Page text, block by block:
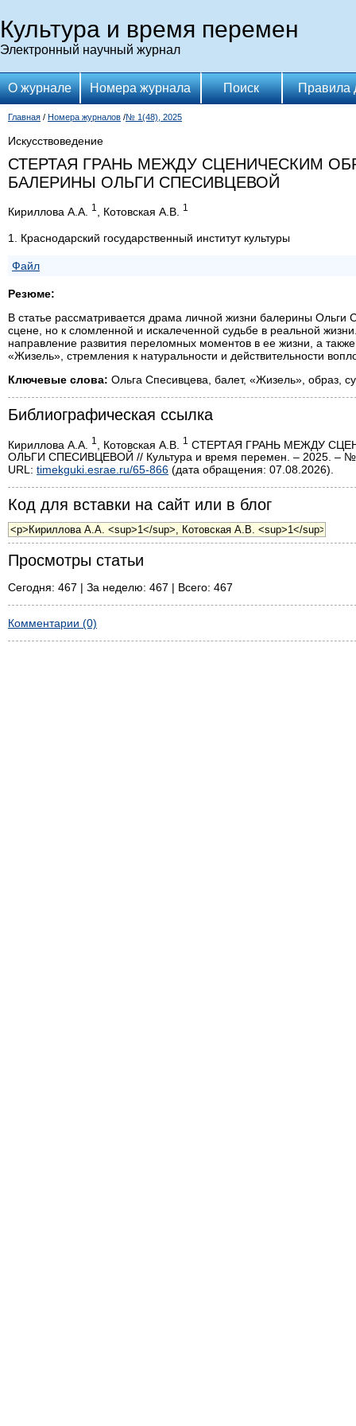
Культура и время перемен
Электронный научный журнал
О журнале Номера журнала Поиск Правила
Главная / Номера журналов /№ 1(48), 2025
Искусствоведение
СТЕРТАЯ ГРАНЬ МЕЖДУ СЦЕНИЧЕСКИМ
БАЛЕРИНЫ ОЛЬГИ СПЕСИВЦЕВОЙ
Кириллова А.А. 1 , Котовская А.В. 1
1. Краснодарский государственный институт культуры
Файл
Резюме:
В статье рассматривается драма личной жизни балерины Ольги
сцене, но к сломленной и искалеченной судьбе в реальной
направление развития переломных моментов в ее жизни, а
«Жизель», стремления к натуральности и действительности
Ключевые слова: Ольга Спесивцева, балет, «Жизель», образ,
Библиографическая ссылка
Кириллова А.А. 1 , Котовская А.В. 1 СТЕРТАЯ ГРАНЬ МЕЖДУ
ОЛЬГИ СПЕСИВЦЕВОЙ // Культура и время перемен. – 2025. –
URL: timekguki.esrae.ru/65-866 (дата обращения: 07.08.2026).
Код для вставки на сайт или в блог
Просмотры статьи
Сегодня: 467 | За неделю: 467 | Всего: 467
Комментарии (0)